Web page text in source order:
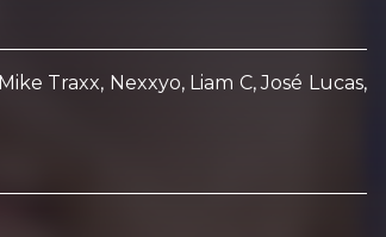
Traxx, Nexxyo, Liam C, José Lucas,